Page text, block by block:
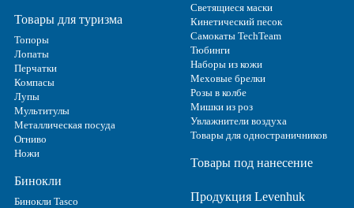
Товары для туризма
Топоры
Лопаты
Перчатки
Компасы
Лупы
Мультитулы
Металлическая посуда
Огниво
Ножи
Бинокли
Бинокли Tasco
Светящиеся маски
Кинетический песок
Самокаты TechTeam
Тюбинги
Наборы из кожи
Меховые брелки
Розы в колбе
Мишки из роз
Увлажнители воздуха
Товары для одностраничников
Товары под нанесение
Продукция Levenhuk